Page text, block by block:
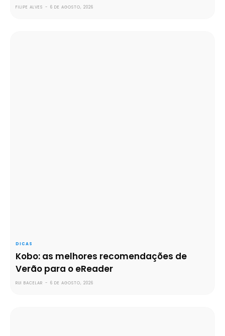
FILIPE ALVES - 6 DE AGOSTO, 2026
DICAS
Kobo: as melhores recomendações de
Verão para o eReader
RUI BACELAR - 6 DE AGOSTO, 2026